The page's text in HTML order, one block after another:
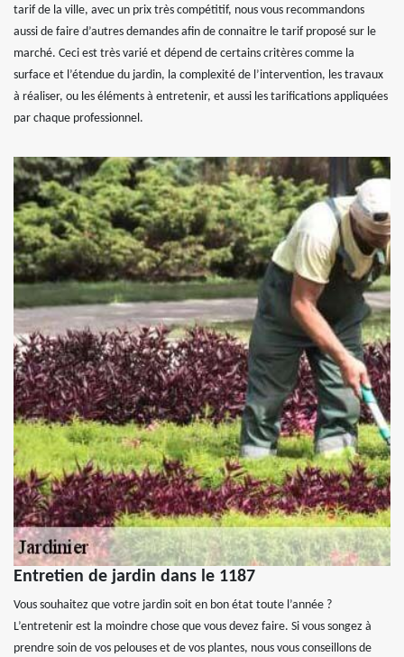
tarif de la ville, avec un prix très compétitif, nous vous recommandons
aussi de faire d’autres demandes afin de connaitre le tarif proposé sur le
marché. Ceci est très varié et dépend de certains critères comme la
surface et l’étendue du jardin, la complexité de l’intervention, les travaux
à réaliser, ou les éléments à entretenir, et aussi les tarifications appliquées
par chaque professionnel.
Entretien de jardin dans le 1187
Vous souhaitez que votre jardin soit en bon état toute l’année ?
L’entretenir est la moindre chose que vous devez faire. Si vous songez à
prendre soin de vos pelouses et de vos plantes, nous vous conseillons de